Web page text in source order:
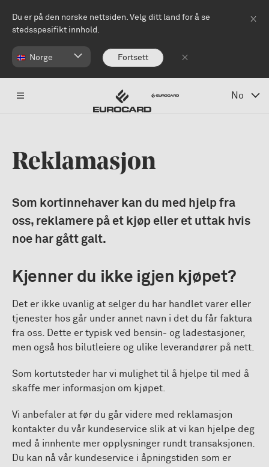
Du er på den norske nettsiden. Velg ditt land for å se
stedsspesifikt innhold.
Norge Fortsett
No
Reklamasjon
Som kortinnehaver kan du med hjelp fra
oss, reklamere på et kjøp eller et uttak hvis
noe har gått galt.
Kjenner du ikke igjen kjøpet?
Det er ikke uvanlig at selger du har handlet varer eller
tjenester hos går under annet navn i det du får faktura
fra oss. Dette er typisk ved bensin- og ladestasjoner,
men også hos bilutleiere og ulike leverandører på nett.
Som kortutsteder har vi mulighet til å hjelpe til med å
skaffe mer informasjon om kjøpet.
Vi anbefaler at før du går videre med reklamasjon
kontakter du vår kundeservice slik at vi kan hjelpe deg
med å innhente mer opplysninger rundt transaksjonen.
Du kan nå vår kundeservice i åpningstiden som er